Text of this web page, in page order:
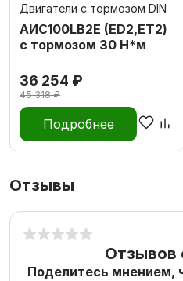
Двигатели с тормозом DIN
AИC100LB2Е (ED2,ET2)
с тормозом 30 Н*м
36 254 ₽
45 318 ₽
Подробнее
Отзывы
Отзывов
Поделитесь мнением,